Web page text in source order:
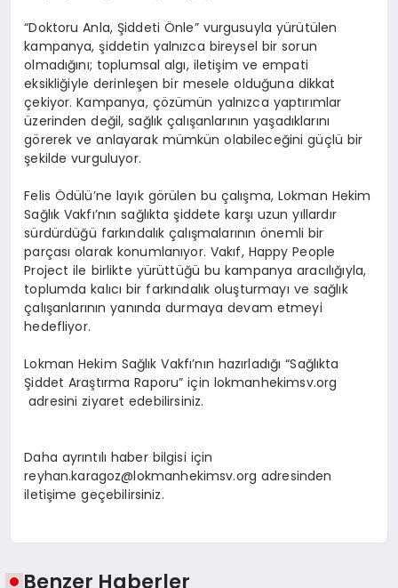
“Doktoru Anla, Şiddeti Önle” vurgusuyla yürütülen
kampanya,şiddetin yalnızca bireysel bir sorun
olmadığını; toplumsal algı, iletişim ve empati
eksikliğiyle derinleşen bir mesele olduğuna dikkat
çekiyor. Kampanya, çözümün yalnızca yaptırımlar
üzerinden değil, sağlık çalışanlarının yaşadıklarını
görerek ve anlayarak mümkün olabileceğini güçlü bir
şekilde vurguluyor.
Felis Ödülü’ne layık görülen bu çalışma, Lokman Hekim
Sağlık Vakfı’nın sağlıkta şiddete karşı uzun yıllardır
sürdürdüğü farkındalık çalışmalarının önemli bir
parçası olarak konumlanıyor. Vakıf, Happy People
Project ile birlikte yürüttüğü bu kampanya aracılığıyla,
toplumda kalıcı bir farkındalık oluşturmayı ve sağlık
çalışanlarının yanında durmaya devam etmeyi
hedefliyor.
Lokman Hekim Sağlık Vakfı’nın hazırladığı “Sağlıkta
Şiddet Araştırma Raporu” için lokmanhekimsv.org
adresini ziyaret edebilirsiniz.
Daha ayrıntılı haber bilgisi için
reyhan.karagoz@lokmanhekimsv.org adresinden
iletişime geçebilirsiniz.
Benzer Haberler